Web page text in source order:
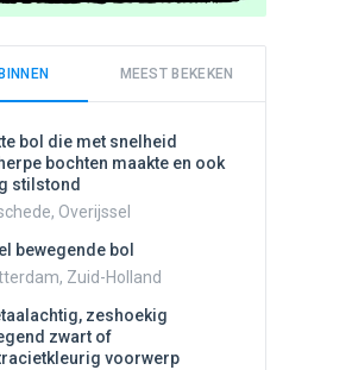
MEEST BEKEKEN
bol die met snelheid
bochten maakte en ook
stilstond
Overijssel
bewegende bol
Zuid-Holland
zeshoekig
zwart of
voorwerp